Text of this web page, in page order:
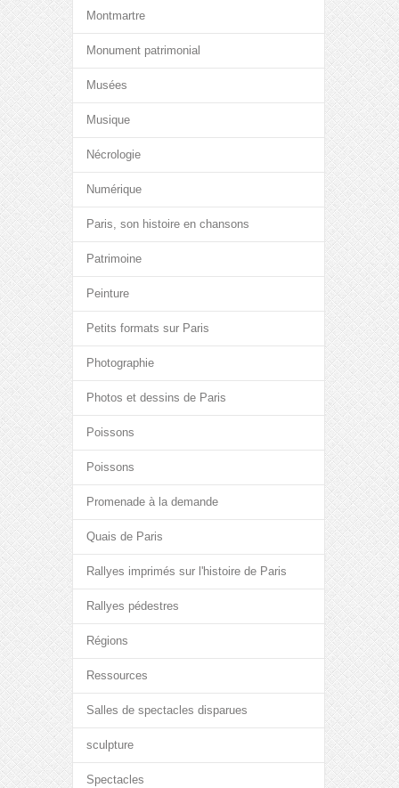
Montmartre
Monument patrimonial
Musées
Musique
Nécrologie
Numérique
Paris, son histoire en chansons
Patrimoine
Peinture
Petits formats sur Paris
Photographie
Photos et dessins de Paris
Poissons
Poissons
Promenade à la demande
Quais de Paris
Rallyes imprimés sur l'histoire de Paris
Rallyes pédestres
Régions
Ressources
Salles de spectacles disparues
sculpture
Spectacles